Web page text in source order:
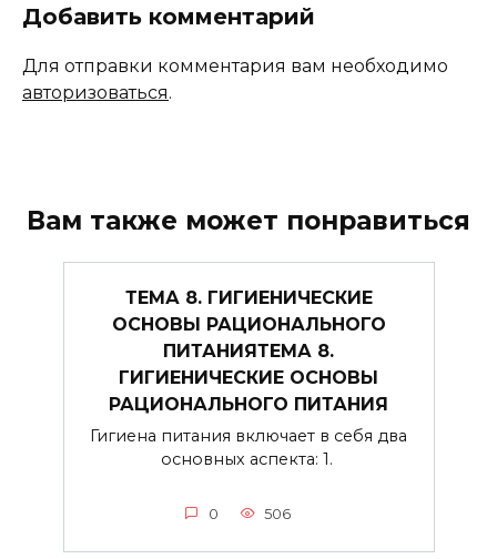
Добавить комментарий
Для отправки комментария вам необходимо
авторизоваться.
Вам также может понравиться
ТЕМА 8. ГИГИЕНИЧЕСКИЕ
ОСНОВЫ РАЦИОНАЛЬНОГО
ПИТАНИЯТЕМА 8.
ГИГИЕНИЧЕСКИЕ ОСНОВЫ
РАЦИОНАЛЬНОГО ПИТАНИЯ
Гигиена питания включает в себя два
основных аспекта: 1.
0 506